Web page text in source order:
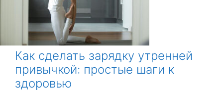
Как сделать зарядку утренней
привычкой: простые шаги к
здоровью